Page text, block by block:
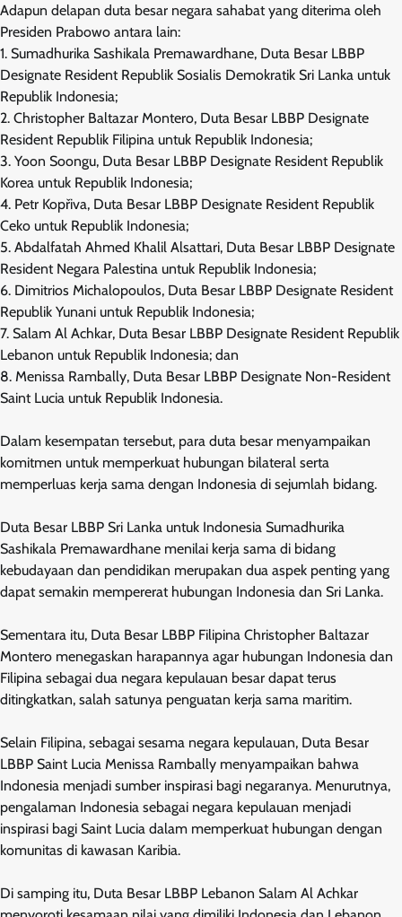
Adapun delapan duta besar negara sahabat yang diterima oleh
Presiden Prabowo antara lain:
1. Sumadhurika Sashikala Premawardhane, Duta Besar LBBP
Designate Resident Republik Sosialis Demokratik Sri Lanka untuk
Republik Indonesia;
2. Christopher Baltazar Montero, Duta Besar LBBP Designate
Resident Republik Filipina untuk Republik Indonesia;
3. Yoon Soongu, Duta Besar LBBP Designate Resident Republik
Korea untuk Republik Indonesia;
4. Petr Kopřiva, Duta Besar LBBP Designate Resident Republik
Ceko untuk Republik Indonesia;
5. Abdalfatah Ahmed Khalil Alsattari, Duta Besar LBBP Designate
Resident Negara Palestina untuk Republik Indonesia;
6. Dimitrios Michalopoulos, Duta Besar LBBP Designate Resident
Republik Yunani untuk Republik Indonesia;
7. Salam Al Achkar, Duta Besar LBBP Designate Resident Republik
Lebanon untuk Republik Indonesia; dan
8. Menissa Rambally, Duta Besar LBBP Designate Non-Resident
Saint Lucia untuk Republik Indonesia.
Dalam kesempatan tersebut, para duta besar menyampaikan
komitmen untuk memperkuat hubungan bilateral serta
memperluas kerja sama dengan Indonesia di sejumlah bidang.
Duta Besar LBBP Sri Lanka untuk Indonesia Sumadhurika
Sashikala Premawardhane menilai kerja sama di bidang
kebudayaan dan pendidikan merupakan dua aspek penting yang
dapat semakin mempererat hubungan Indonesia dan Sri Lanka.
Sementara itu, Duta Besar LBBP Filipina Christopher Baltazar
Montero menegaskan harapannya agar hubungan Indonesia dan
Filipina sebagai dua negara kepulauan besar dapat terus
ditingkatkan, salah satunya penguatan kerja sama maritim.
Selain Filipina, sebagai sesama negara kepulauan, Duta Besar
LBBP Saint Lucia Menissa Rambally menyampaikan bahwa
Indonesia menjadi sumber inspirasi bagi negaranya. Menurutnya,
pengalaman Indonesia sebagai negara kepulauan menjadi
inspirasi bagi Saint Lucia dalam memperkuat hubungan dengan
komunitas di kawasan Karibia.
Di samping itu, Duta Besar LBBP Lebanon Salam Al Achkar